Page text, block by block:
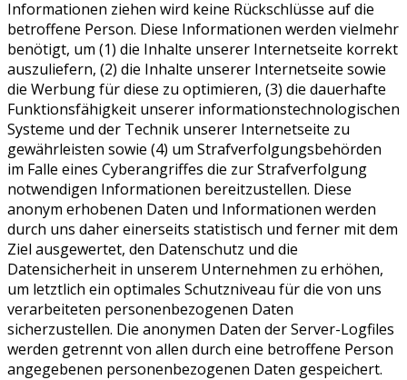
Informationen ziehen wird keine Rückschlüsse auf die
betroffene Person. Diese Informationen werden vielmehr
benötigt, um (1) die Inhalte unserer Internetseite korrekt
auszuliefern, (2) die Inhalte unserer Internetseite sowie
die Werbung für diese zu optimieren, (3) die dauerhafte
Funktionsfähigkeit unserer informationstechnologischen
Systeme und der Technik unserer Internetseite zu
gewährleisten sowie (4) um Strafverfolgungsbehörden
im Falle eines Cyberangriffes die zur Strafverfolgung
notwendigen Informationen bereitzustellen. Diese
anonym erhobenen Daten und Informationen werden
durch uns daher einerseits statistisch und ferner mit dem
Ziel ausgewertet, den Datenschutz und die
Datensicherheit in unserem Unternehmen zu erhöhen,
um letztlich ein optimales Schutzniveau für die von uns
verarbeiteten personenbezogenen Daten
sicherzustellen. Die anonymen Daten der Server-Logfiles
werden getrennt von allen durch eine betroffene Person
angegebenen personenbezogenen Daten gespeichert.